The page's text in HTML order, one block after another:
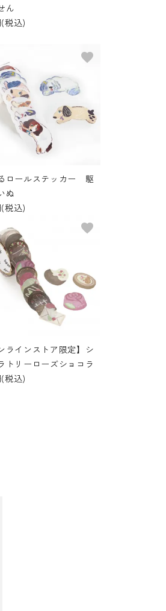
ん
税込)
ロールステッカー 駆
ぬ
税込)
favorite
ラインストア限定】シ
トリーローズショコラ
税込)
favorite